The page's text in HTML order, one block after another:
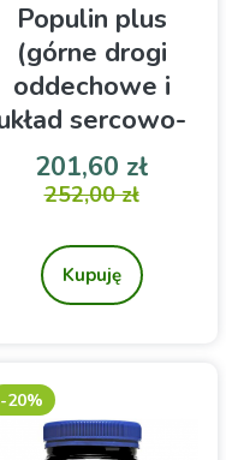
Populin plus
(górne drogi
oddechowe i
sercowo-
naczyniowy)
200ml Biolit
Suplement diety
Cena
201,60 złCena
252,00 zł
Kupuję
-20%